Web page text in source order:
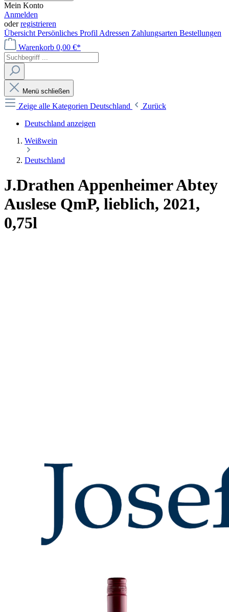
Mein Konto
Anmelden
oderregistrieren
Übersicht Persönliches Profil Adressen Zahlungsarten Bestellungen
Warenkorb 0,00 €*
Menü schließen
Zeige alle Kategorien Deutschland
Zurück
Deutschland anzeigen
Weißwein
Deutschland
J.Drathen Appenheimer Abtey
Auslese QmP, lieblich, 2021,
0,75l